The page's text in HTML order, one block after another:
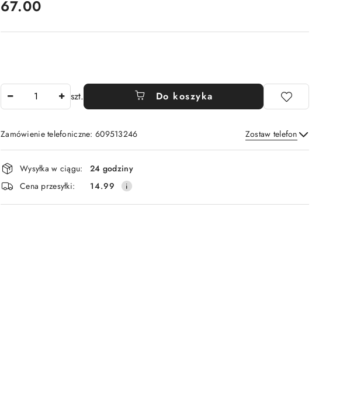
cena:
67.00
szt. Do koszyka
Zamówienie telefoniczne: 609513246 Zostaw telefon
Wyślij
Dostępność
i
dostawa
Wysyłka w ciągu:
24 godziny
Cena przesyłki:
14.99